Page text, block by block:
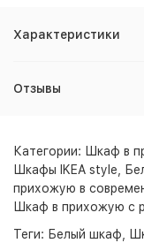
Характеристики
Отзывы
Категории: Шкаф в
Шкафы IKEA style,
прихожую в
Шкаф в прихожую с
Теги: Белый шкаф,